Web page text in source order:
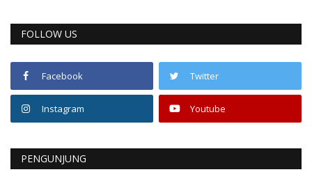
FOLLOW US
Facebook Twitter
Instagram Youtube
PENGUNJUNG